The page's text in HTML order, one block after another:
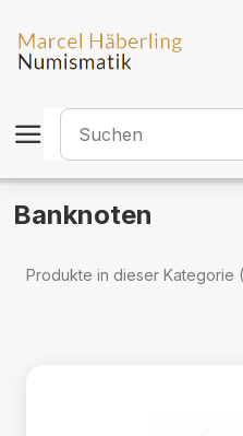
Banknoten
Produkte in dieser Kategorie